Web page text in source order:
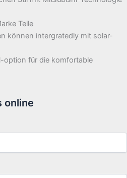
Teile
können intergratedly mit solar-
option für die komfortable
online